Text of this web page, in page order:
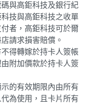
與高鉅科技及銀行紀
技與高鉅科技之收單
者，高鉅科技可於爾
請求損害賠償。
得轉嫁於持卡人簽帳
附加價款於持卡人簽
的有效期限內由所有
為使用，且卡片所有